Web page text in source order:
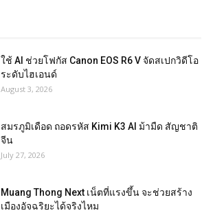
ใช้ AI ช่วยโฟกัส Canon EOS R6 V จัดสเปกวิดีโอ
ระดับไฮเอนด์
August 3, 2026
สมรภูมิเดือด ถอดรหัส Kimi K3 AI ม้ามืด สัญชาติ
จีน
July 27, 2026
Muang Thong Next เน็ตที่แรงขึ้น จะช่วยสร้าง
เมืองอัจฉริยะได้จริงไหม